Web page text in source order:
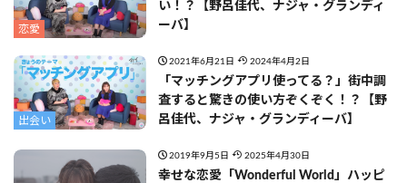
恋愛
い！？【野呂佳代、ナジャ・グランディ
ーバ】
出会い
2021年6月21日 2024年4月2日
「マッチングアプリ使ってる？」街中調
査すると驚きの使い方ぞくぞく！？【野
呂佳代、ナジャ・グランディーバ】
2019年9月5日 2025年4月30日
幸せな恋愛「Wonderful World」ハッピ